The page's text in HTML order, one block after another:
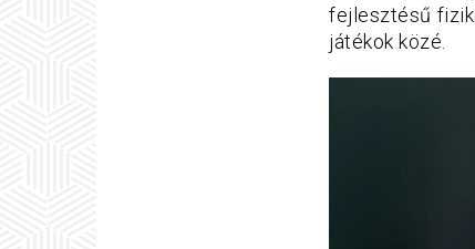
fejlesztésű
játékok közé.